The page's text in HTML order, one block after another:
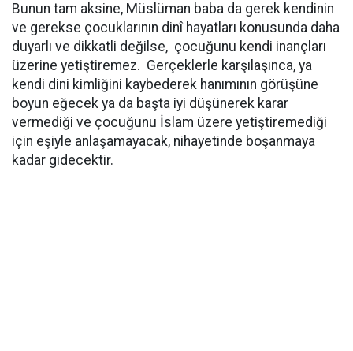
Bunun tam aksine, Müslüman baba da gerek kendinin
ve gerekse çocuklarının dinî hayatları konusunda daha
duyarlı ve dikkatli değilse, çocuğunu kendi inançları
üzerine yetiştiremez. Gerçeklerle karşılaşınca, ya
kendi dini kimliğini kaybederek hanımının görüşüne
boyun eğecek ya da başta iyi düşünerek karar
vermediği ve çocuğunu İslam üzere yetiştiremediği
için eşiyle anlaşamayacak, nihayetinde boşanmaya
kadar gidecektir.